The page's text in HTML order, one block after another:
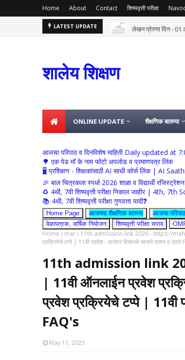
Home About Contact शिष्यवृत्ती परीक्षा
LATEST UPDATE लेखन प्रेरणा दिन - 01
शालेय शिक्षण
ONLINE UPDATE शैक्षणिक बातम्या
आजचा परिपाठ व दिनविशेष माहिती Daily updated at
🌳 एक पेड मॉ के नाम फोटो अपलोड व प्रमाणपत्र लिंक
🖥 प्रशिक्षण - शिक्षकांसाठी AI साथी कोर्स लिंक | AI
🎉 बाल चित्रकला स्पर्धा 2026 शाळा व विद्यार्थी
♻️ 4थी, 7वी शिष्यवृत्ती परीक्षा निकाल जाहीर | 4th,
📚 4थी, 7वी शिष्यवृत्ती परीक्षा गुणवत्ता यादी❓
Home Page आजच्या शैक्षणिक बातम्या आजचा परिपाठ
वेळापत्रक, वार्षिक नियोजन
शिष्यवृत्ती परीक्षा सराव
Home mar
11th admission link 2026 - https://
प्रक्रियेचे टप्पे | 11वी प्रवेश - वारंवार विचारले जाणारे प्रश्न व उत्तरे
11th admission link
| 11वी ऑनलाईन प्रवेश
प्रवेश प्रक्रियेचे टप्पे | 11वी
FAQ's
May 11, 2025